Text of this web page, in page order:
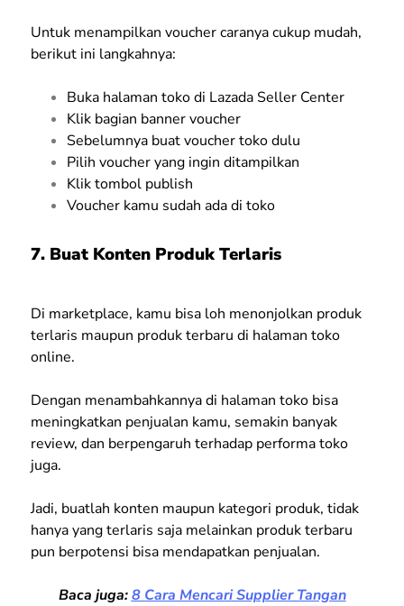
Untuk menampilkan voucher caranya cukup mudah,
berikut ini langkahnya:
Buka halaman toko di Lazada Seller Center
Klik bagian banner voucher
Sebelumnya buat voucher toko dulu
Pilih voucher yang ingin ditampilkan
Klik tombol publish
Voucher kamu sudah ada di toko
7. Buat Konten Produk Terlaris
Di marketplace, kamu bisa loh menonjolkan produk
terlaris maupun produk terbaru di halaman toko
online.
Dengan menambahkannya di halaman toko bisa
meningkatkan penjualan kamu, semakin banyak
review, dan berpengaruh terhadap performa toko
juga.
Jadi, buatlah konten maupun kategori produk, tidak
hanya yang terlaris saja melainkan produk terbaru
pun berpotensi bisa mendapatkan penjualan.
Baca juga:8 Cara Mencari Supplier Tangan